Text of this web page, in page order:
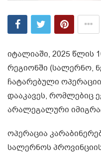
იტალიაში, 2025 წლის
რეგიონში (სალერნო,
ჩატარებული
დააკავეს, რომლებიც
არალეგალური
ოპერაცია
სალერნოს